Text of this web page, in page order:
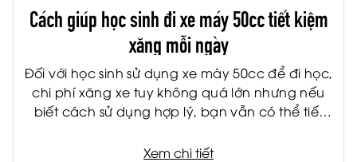
Cách giúp học sinh đi xe máy 50cc tiết kiệm
xăng mỗi ngày
Đối với học sinh sử dụng xe máy 50cc để đi học,
chi phí xăng xe tuy không quá lớn nhưng nếu
biết cách sử dụng hợp lý, bạn vẫn có thể tiết
chi phí cho gia đình, việc tiết kiệm nhiên liệu còn
Xem chi tiết